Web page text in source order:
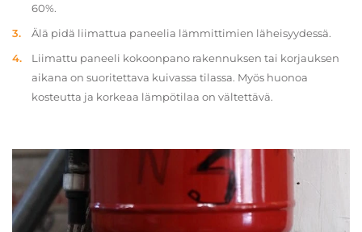
60%.
Älä pidä liimattua paneelia lämmittimien läheisyydessä.
Liimattu paneeli kokoonpano rakennuksen tai korjauksen
aikana on suoritettava kuivassa tilassa. Myös huonoa
kosteutta ja korkeaa lämpötilaa on vältettävä.